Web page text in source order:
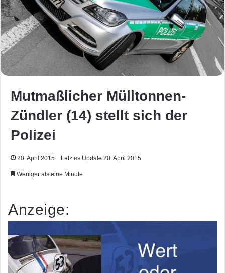
Mutmaßlicher Mülltonnen-
Zündler (14) stellt sich der
Polizei
20. April 2015 Letztes Update 20. April 2015
Weniger als eine Minute
Anzeige: